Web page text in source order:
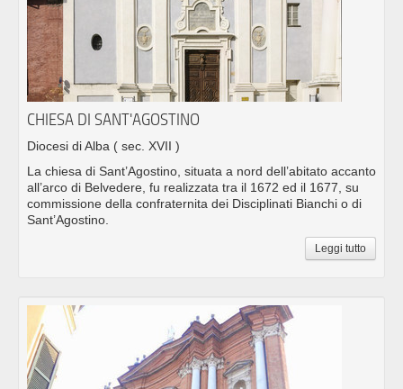
CHIESA DI SANT'AGOSTINO
Diocesi di Alba ( sec. XVII )
La chiesa di Sant’Agostino, situata a nord dell’abitato accanto
all’arco di Belvedere, fu realizzata tra il 1672 ed il 1677, su
commissione della confraternita dei Disciplinati Bianchi o di
Sant’Agostino.
Leggi tutto